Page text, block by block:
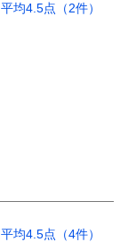
平均4.5点（2件）
平均4.5点（4件）